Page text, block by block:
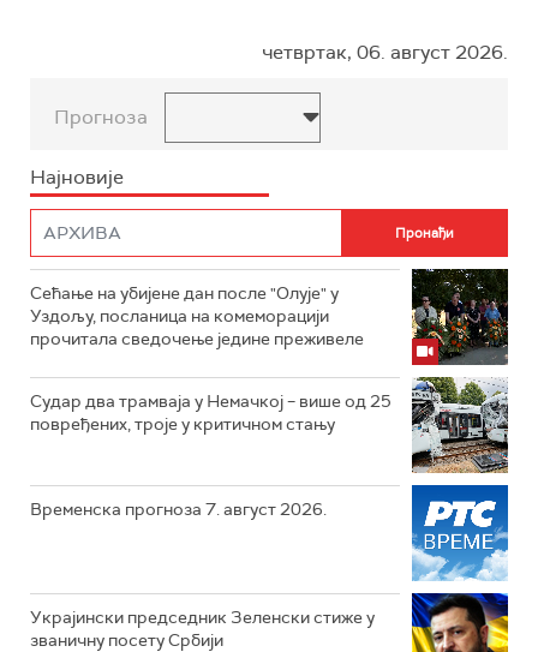
четвртак, 06. август 2026.
Прогноза
Најновије
Сећање на убијене дан после "Олује" у
Уздољу, посланица на комеморацији
прочитала сведочење једине преживеле
Судар два трамваја у Немачкој – више од 25
повређених, троје у критичном стању
Временска прогноза 7. август 2026.
Украјински председник Зеленски стиже у
званичну посету Србији